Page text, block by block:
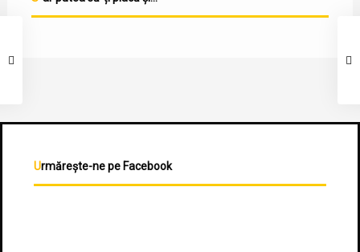
Urmărește-ne pe Facebook